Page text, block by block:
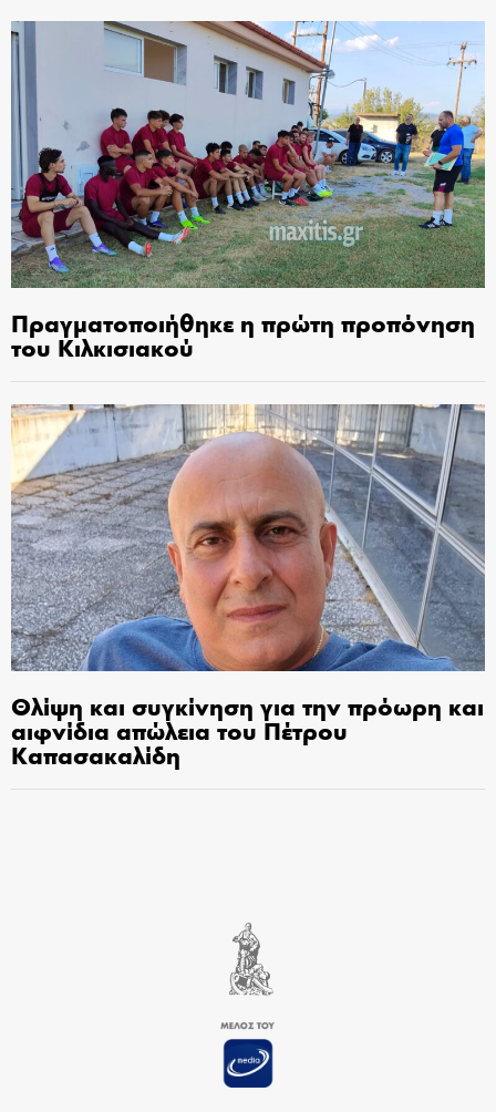
Πραγματοποιήθηκε η πρώτη προπόνηση
του Κιλκισιακού
Θλίψη και συγκίνηση για την πρόωρη και
αιφνίδια απώλεια του Πέτρου
Καπασακαλίδη